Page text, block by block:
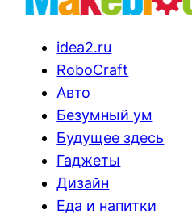
idea2.ru
RoboCraft
Авто
Безумный ум
Будущее здесь
Гаджеты
Дизайн
Еда и напитки